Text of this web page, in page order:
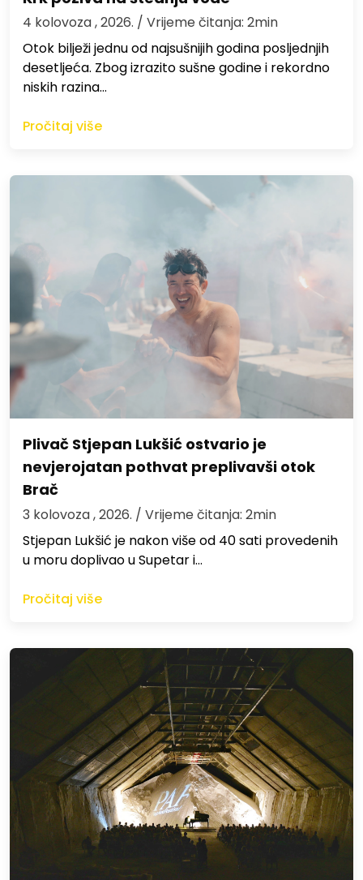
4 kolovoza , 2026. / Vrijeme čitanja: 2min
Otok bilježi jednu od najsušnijih godina posljednjih
desetljeća. Zbog izrazito sušne godine i rekordno
niskih razina…
Pročitaj više
Plivač Stjepan Lukšić ostvario je
nevjerojatan pothvat preplivavši otok
Brač
3 kolovoza , 2026. / Vrijeme čitanja: 2min
St​jepan Lukšić je nakon više od 40 sati provedenih
u moru doplivao u Supetar i…
Pročitaj više